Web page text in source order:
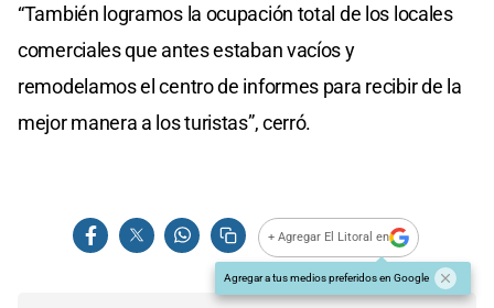
“También logramos la ocupación total de los locales
comerciales que antes estaban vacíos y
remodelamos el centro de informes para recibir de la
mejor manera a los turistas”, cerró.
+ Agregar El Litoral en
Agregar a tus medios preferidos en Google